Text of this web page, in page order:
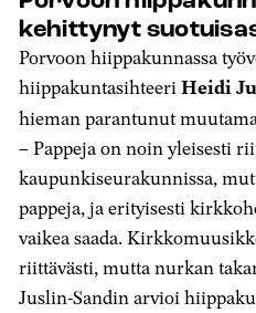
kehittynyt
Porvoon hiippakunnassa
hiippakuntasihteeriHeidi
hieman parantunut
– Pappeja on noin yleisesti
kaupunkiseurakunnissa,
pappeja, ja erityisesti
vaikea saada.
riittävästi, mutta nurkan
Juslin-Sandin arvioi